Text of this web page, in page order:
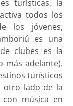
turísticas, la
todos los
los jóvenes,
es una
clubes es la
más adelante).
turísticos
otro lado de la
música en